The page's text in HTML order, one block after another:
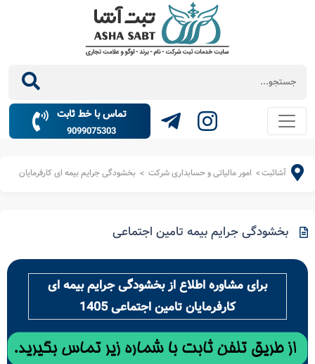
تماس با خط ثابت
9099075303
آشاثبت> امور مالیاتی و حسابداری شرکت > بخشودگی جرایم بیمه ای کارفرمایان
بخشودگی جرایم بیمه تامین اجتماعی
برای مشاوره اطلاع از بخشودگی جرایم بیمه ای
کارفرمایان تامین اجتماعی 1405